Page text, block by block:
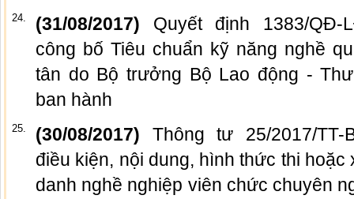
24. (31/08/2017) Quyết định 1383/QĐ-
công bố Tiêu chuẩn kỹ năng nghề
tân do Bộ trưởng Bộ Lao động -
ban hành
25. (30/08/2017) Thông tư 25/2017/TT-
điều kiện, nội dung, hình thức thi hoặc
danh nghề nghiệp viên chức chuyên